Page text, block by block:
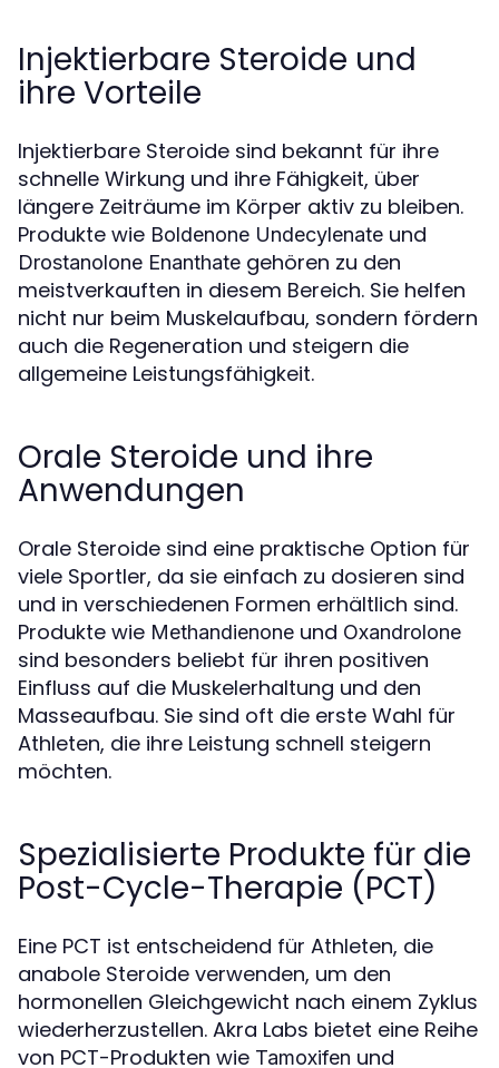
Injektierbare Steroide und
ihre Vorteile
Injektierbare Steroide sind bekannt für ihre
schnelle Wirkung und ihre Fähigkeit, über
längere Zeiträume im Körper aktiv zu bleiben.
Produkte wie Boldenone Undecylenate und
Drostanolone Enanthate gehören zu den
meistverkauften in diesem Bereich. Sie helfen
nicht nur beim Muskelaufbau, sondern fördern
auch die Regeneration und steigern die
allgemeine Leistungsfähigkeit.
Orale Steroide und ihre
Anwendungen
Orale Steroide sind eine praktische Option für
viele Sportler, da sie einfach zu dosieren sind
und in verschiedenen Formen erhältlich sind.
Produkte wie Methandienone und Oxandrolone
sind besonders beliebt für ihren positiven
Einfluss auf die Muskelerhaltung und den
Masseaufbau. Sie sind oft die erste Wahl für
Athleten, die ihre Leistung schnell steigern
möchten.
Spezialisierte Produkte für die
Post-Cycle-Therapie (PCT)
Eine PCT ist entscheidend für Athleten, die
anabole Steroide verwenden, um den
hormonellen Gleichgewicht nach einem Zyklus
wiederherzustellen. Akra Labs bietet eine Reihe
von PCT-Produkten wie Tamoxifen und